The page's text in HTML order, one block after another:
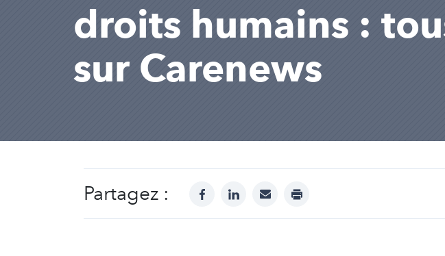
droits humains :
sur Carenews
Partagez : facebooklinkedinmail print